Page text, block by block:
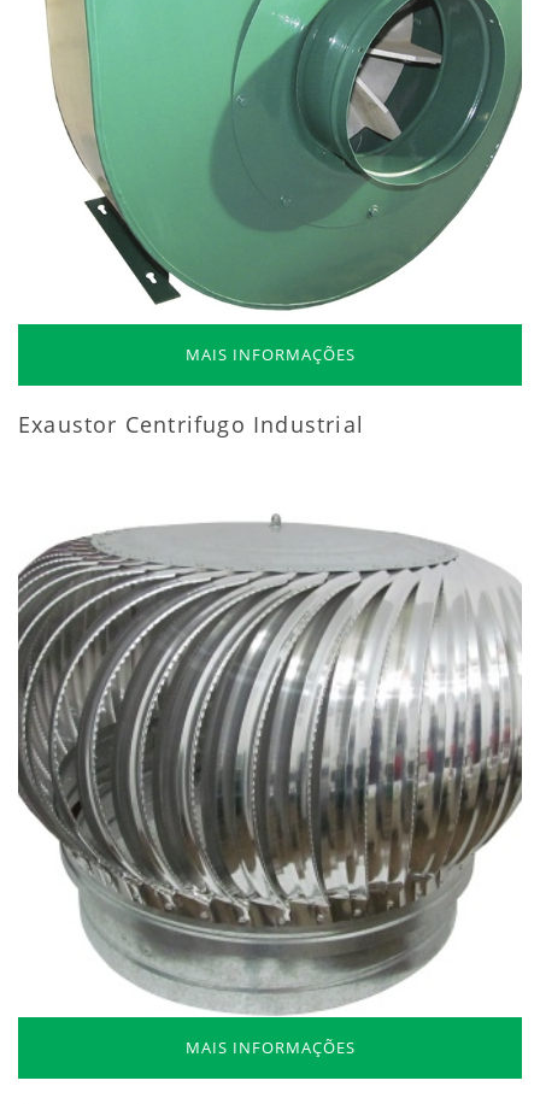
MAIS INFORMAÇÕES
Exaustor Centrifugo Industrial
MAIS INFORMAÇÕES